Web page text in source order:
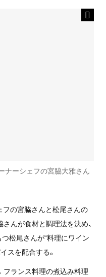
ナーシェフの宮脇大雅さん
フの宮脇さんと松尾さんの
んが食材と調理法を決め、
松尾さんが“料理にワイン
スを配合する。
フランス料理の煮込み料理